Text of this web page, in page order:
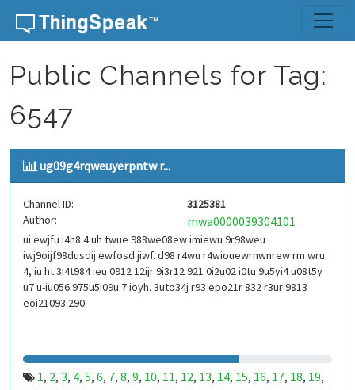
Skip to content
Public Channels for Tag:
6547
ug09g4rqweuyerpntw r...
Channel ID:
3125381
Author:
mwa0000039304101
ui ewjfu i4h8 4 uh twue 988we08ew imiewu 9r98weu
iwj9oijf98dusdij ewfosd jiwf. d98 r4wu r4wiouewrnwnrew rm wru
4, iu ht 3i4t984 ieu 0912 12ijr 9i3r12 921 0i2u02 i0tu 9u5yi4 u08t5y
u7 u-iu056 975u5i09u 7 ioyh. 3uto34j r93 epo21r 832 r3ur 9813
eoi21093 290
1, 2, 3, 4, 5, 6, 7, 8, 9, 10, 11, 12, 13, 14, 15, 16, 17, 18, 19,